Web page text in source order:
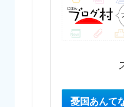
憂国あんて